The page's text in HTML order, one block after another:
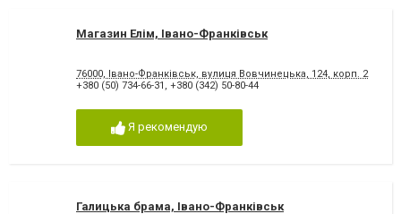
Магазин Елім, Івано-Франківськ
76000, Івано-Франківськ, вулиця Вовчинецька, 124, корп. 2
+380 (50) 734-66-31 , +380 (342) 50-80-44
Я рекомендую
Галицька брама, Івано-Франківськ